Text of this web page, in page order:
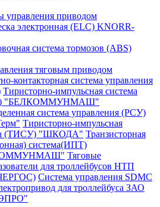
управления приводом
электронная (ELC) KNORR-
система тормозов (ABS)
тяговым приводом
контакторная система управления
Тиристорно-импульсная система
"БЕЛКОММУНМАШ"
система управления (РСУ)
Тиристорно-импульсная
(ТИСУ) "ШКОДА" Транзисторная
система(ИПТ)
Тяговые
для троллейбусов НТП
Система управления SDMC
для троллейбуса ЗАО